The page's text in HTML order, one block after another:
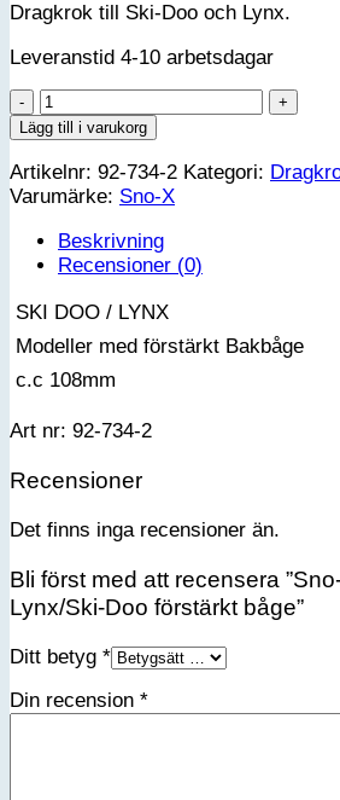
Dragkrok till Ski-Doo och Lynx.
Leveranstid 4-10 arbetsdagar
Sno-
X
Lynx/Ski-
Doo
båge
mängd
Lägg till i varukorg
Artikelnr: 92-734-2 Kategori:
Varumärke: Sno-X
Beskrivning
Recensioner (0)
 SKI DOO / LYNX
 Modeller med förstärkt Bakbåge
 c.c 108mm
Art nr: 92-734-2
Recensioner
Det finns inga recensioner än.
Bli först med att recensera
Lynx/Ski-Doo förstärkt båge”
Ditt betyg *
Din recension *